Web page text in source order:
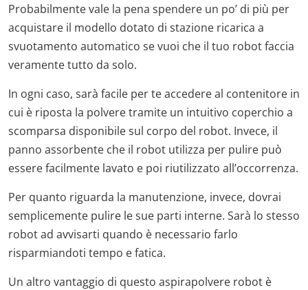
Probabilmente vale la pena spendere un po’ di più per
acquistare il modello dotato di stazione ricarica a
svuotamento automatico se vuoi che il tuo robot faccia
veramente tutto da solo.
In ogni caso, sarà facile per te accedere al contenitore in
cui è riposta la polvere tramite un intuitivo coperchio a
scomparsa disponibile sul corpo del robot. Invece, il
panno assorbente che il robot utilizza per pulire può
essere facilmente lavato e poi riutilizzato all’occorrenza.
Per quanto riguarda la manutenzione, invece, dovrai
semplicemente pulire le sue parti interne. Sarà lo stesso
robot ad avvisarti quando è necessario farlo
risparmiandoti tempo e fatica.
Un altro vantaggio di questo aspirapolvere robot è